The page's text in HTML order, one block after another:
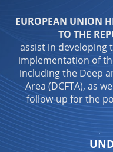
EUROPEAN UNION
TO THE
assist in developing
implementation of
including the Deep
Area (DCFTA), as
follow-up for the